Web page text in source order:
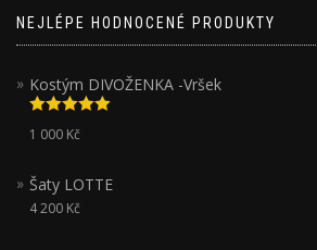
NEJLÉPE HODNOCENÉ PRODUKTY
Kostým DIVOŽENKA -Vršek
Hodnocení
5.00z 5
1 000 Kč
Šaty LOTTE
4 200 Kč